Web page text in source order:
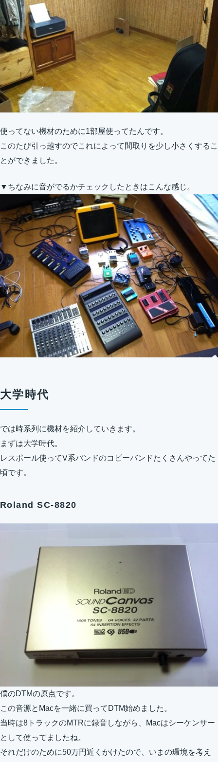
使ってない機材のために1部屋使ってたんです。
このたび引っ越すのでこれによって間取りを少し小さくするこ
とができました。
▼ちなみに音がでるかチェックしたときはこんな感じ。
大学時代
では時系列に機材を紹介していきます。
まずは大学時代。
レスポール使ってV系バンドのコピーバンドたくさんやってた
頃です。
Roland SC-8820
僕のDTMの原点です。
この音源とMacを一緒に買ってDTM始めました。
当時は8トラックのMTRに録音しながら、Macはシーケンサー
として使ってましたね。
それだけのために50万円近くかけたので、いまの環境を考え